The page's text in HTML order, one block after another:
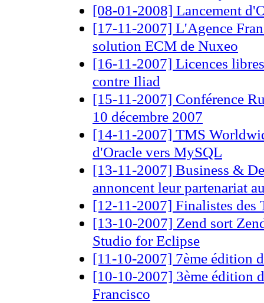
[08-01-2008] Lancement
[17-11-2007] L'Agence
solution ECM de Nuxeo
[16-11-2007] Licences
contre Iliad
[15-11-2007] Conférence
10 décembre 2007
[14-11-2007] TMS
d'Oracle vers MySQL
[13-11-2007] Business &
annoncent leur partenariat
[12-11-2007] Finalistes des
[13-10-2007] Zend sort
Studio for Eclipse
[11-10-2007] 7ème édition
[10-10-2007] 3ème édition
Francisco